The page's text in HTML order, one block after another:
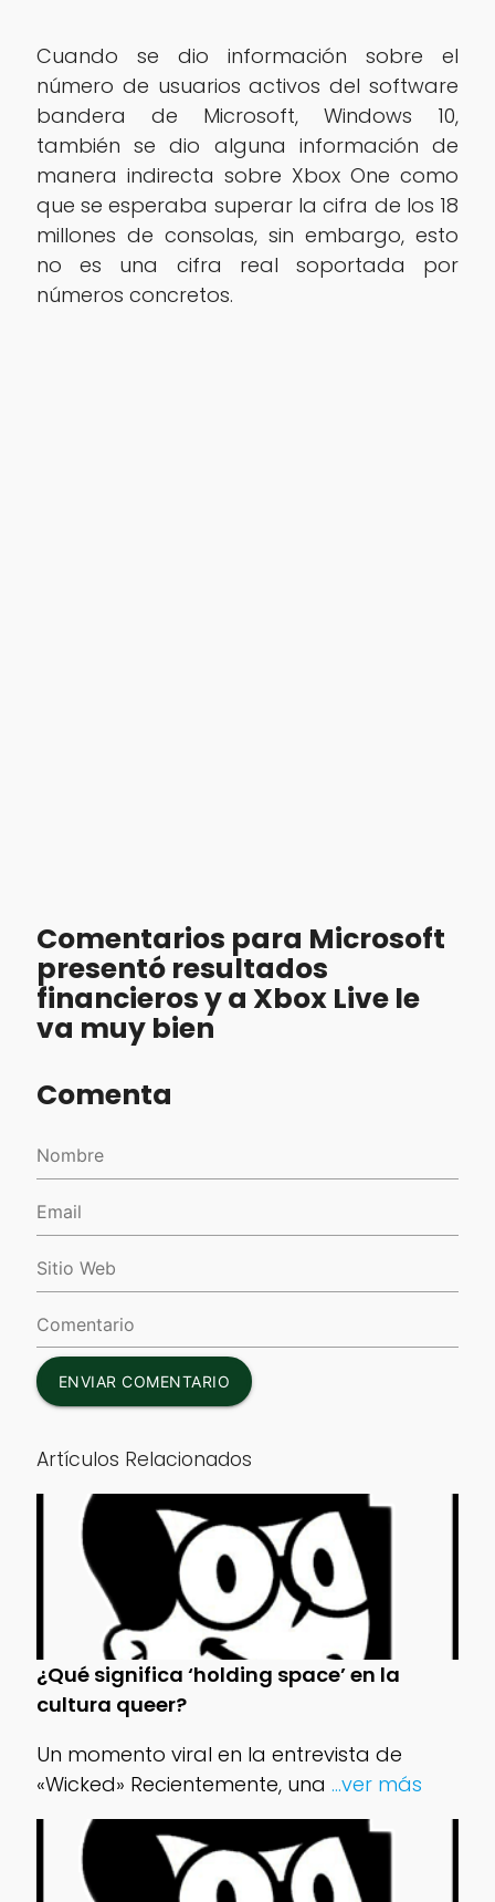
Cuando se dio información sobre el
número de usuarios activos del software
bandera de Microsoft, Windows 10,
también se dio alguna información de
manera indirecta sobre Xbox One como
que se esperaba superar la cifra de los 18
millones de consolas, sin embargo, esto
no es una cifra real soportada por
números concretos.
Comentarios para Microsoft
presentó resultados
financieros y a Xbox Live le
va muy bien
Comenta
ENVIAR COMENTARIO
Artículos Relacionados
¿Qué significa ‘holding space’ en la
cultura queer?
Un momento viral en la entrevista de
«Wicked» Recientemente, una ...ver más